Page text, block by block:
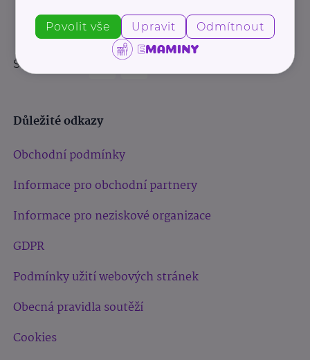
Sledujte nás:
Důležité odkazy
Obchodní podmínky
Informace pro obchodní partnery
Informace pro neziskové organizace
GDPR
Podmínky užití webových stránek
Obecná pravidla soutěží
Cookies
Povolit vše Upravit Odmítnout